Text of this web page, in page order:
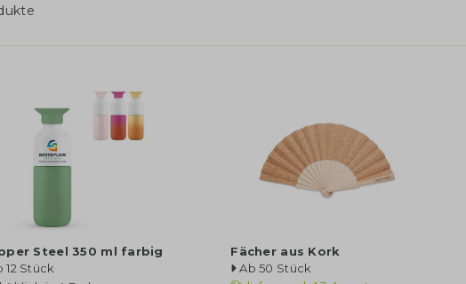
Steel 350 ml farbig
12 Stück
Fächer aus Kork
Ab 50 Stück